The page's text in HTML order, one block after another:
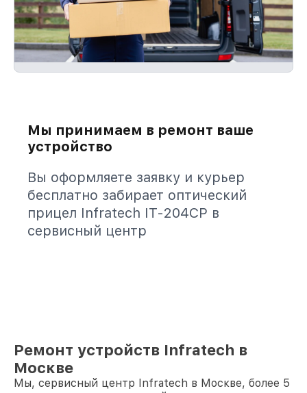
Мы принимаем в ремонт ваше
устройство
Вы оформляете заявку и курьер
бесплатно забирает оптический
прицел Infratech IT-204CP в
сервисный центр
Ремонт устройств Infratech в
Москве
Мы, сервисный центр Infratech в Москве, более 5